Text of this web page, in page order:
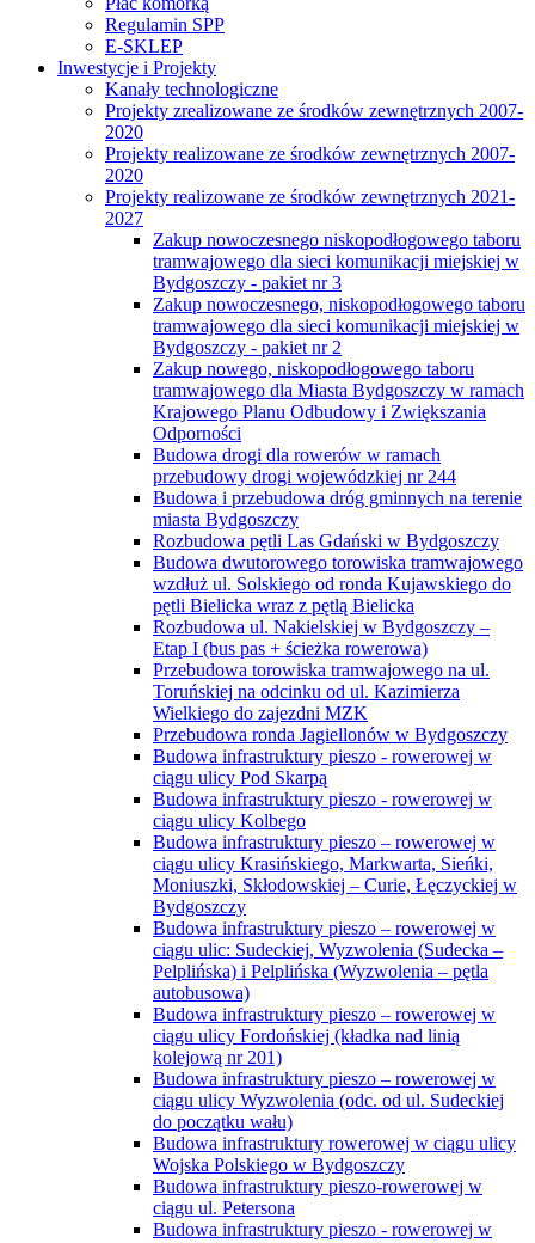
Regulamin SPP
E-SKLEP
Inwestycje i Projekty
Kanały technologiczne
Projekty zrealizowane ze środków zewnętrznych 2007-
2020
Projekty realizowane ze środków zewnętrznych 2007-
2020
Projekty realizowane ze środków zewnętrznych 2021-
2027
Zakup nowoczesnego niskopodłogowego taboru
tramwajowego dla sieci komunikacji miejskiej w
Bydgoszczy - pakiet nr 3
Zakup nowoczesnego, niskopodłogowego taboru
tramwajowego dla sieci komunikacji miejskiej w
Bydgoszczy - pakiet nr 2
Zakup nowego, niskopodłogowego taboru
tramwajowego dla Miasta Bydgoszczy w ramach
Krajowego Planu Odbudowy i Zwiększania
Odporności
Budowa drogi dla rowerów w ramach
przebudowy drogi wojewódzkiej nr 244
Budowa i przebudowa dróg gminnych na terenie
miasta Bydgoszczy
Rozbudowa pętli Las Gdański w Bydgoszczy
Budowa dwutorowego torowiska tramwajowego
wzdłuż ul. Solskiego od ronda Kujawskiego do
pętli Bielicka wraz z pętlą Bielicka
Rozbudowa ul. Nakielskiej w Bydgoszczy –
Etap I (bus pas + ścieżka rowerowa)
Przebudowa torowiska tramwajowego na ul.
Toruńskiej na odcinku od ul. Kazimierza
Wielkiego do zajezdni MZK
Przebudowa ronda Jagiellonów w Bydgoszczy
Budowa infrastruktury pieszo - rowerowej w
ciągu ulicy Pod Skarpą
Budowa infrastruktury pieszo - rowerowej w
ciągu ulicy Kolbego
Budowa infrastruktury pieszo – rowerowej w
ciągu ulicy Krasińskiego, Markwarta, Sieńki,
Moniuszki, Skłodowskiej – Curie, Łęczyckiej w
Bydgoszczy
Budowa infrastruktury pieszo – rowerowej w
ciągu ulic: Sudeckiej, Wyzwolenia (Sudecka –
Pelplińska) i Pelplińska (Wyzwolenia – pętla
autobusowa)
Budowa infrastruktury pieszo – rowerowej w
ciągu ulicy Fordońskiej (kładka nad linią
kolejową nr 201)
Budowa infrastruktury pieszo – rowerowej w
ciągu ulicy Wyzwolenia (odc. od ul. Sudeckiej
do początku wału)
Budowa infrastruktury rowerowej w ciągu ulicy
Wojska Polskiego w Bydgoszczy
Budowa infrastruktury pieszo-rowerowej w
ciągu ul. Petersona
Budowa infrastruktury pieszo - rowerowej w